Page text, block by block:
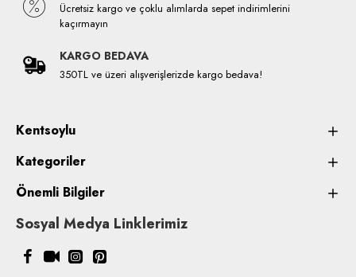
Ücretsiz kargo ve çoklu alımlarda sepet indirimlerini
kaçırmayın
KARGO BEDAVA
350TL ve üzeri alışverişlerizde kargo bedava!
Kentsoylu
Kategoriler
Önemli Bilgiler
Sosyal Medya Linklerimiz